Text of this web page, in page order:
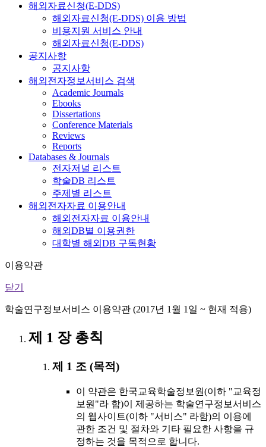
해외자료신청(E-DDS)
해외자료신청(E-DDS) 이용 방법
비용지원 서비스 안내
해외자료신청(E-DDS)
공지사항
공지사항
해외전자정보서비스 검색
Academic Journals
Ebooks
Dissertations
Conference Materials
Reviews
Reports
Databases & Journals
전자저널 리스트
학술DB 리스트
주제별 리스트
해외전자자료 이용안내
해외전자자료 이용안내
해외DB별 이용권한
대학별 해외DB 구독현황
이용약관
닫기
학술연구정보서비스 이용약관 (2017년 1월 1일 ~ 현재 적용)
제 1 장 총칙
제 1 조 (목적)
이 약관은 한국교육학술정보원(이하 "교육정
보원"라 함)이 제공하는 학술연구정보서비스
의 웹사이트(이하 "서비스" 라함)의 이용에
관한 조건 및 절차와 기타 필요한 사항을 규
정하는 것을 목적으로 합니다.